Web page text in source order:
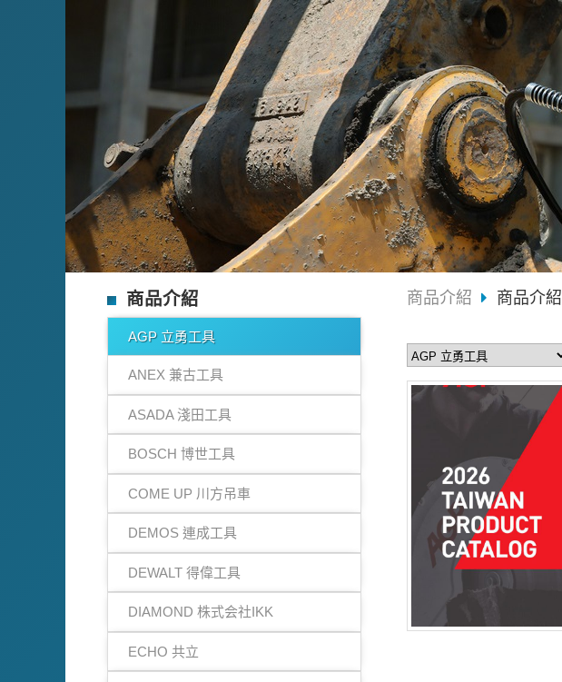
商品介紹
AGP 立勇工具
ANEX 兼古工具
ASADA 淺田工具
BOSCH 博世工具
COME UP 川方吊車
DEMOS 連成工具
DEWALT 得偉工具
DIAMOND 株式会社IKK
ECHO 共立
商品介紹 商品介紹